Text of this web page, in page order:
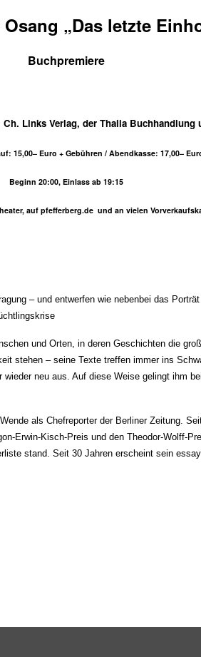
„Das letzte
Buchpremiere
Links Verlag, der Thalia Buchhandlung
15,00– Euro + Gebühren / Abendkasse: 17,00–
Beginn 20:00, Einlass ab 19:15
auf pfefferberg.de und an vielen
– und entwerfen wie nebenbei das
und Orten, in deren Geschichten die
stehen – seine Texte treffen immer ins
neu aus. Auf diese Weise gelingt ihm
als Chefreporter der Berliner Zeitung.
Erwin-Kisch-Preis und den Theodor-Wolff-
stand. Seit 30 Jahren erscheint sein